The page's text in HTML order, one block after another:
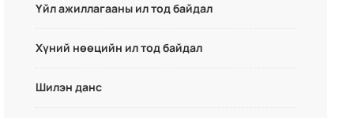
Үйл ажиллагааны ил тод байдал
Хүний нөөцийн ил тод байдал
Шилэн данс